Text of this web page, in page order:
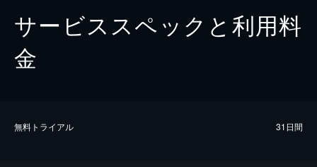
サービススペックと利用料
金
無料トライアル 31日間